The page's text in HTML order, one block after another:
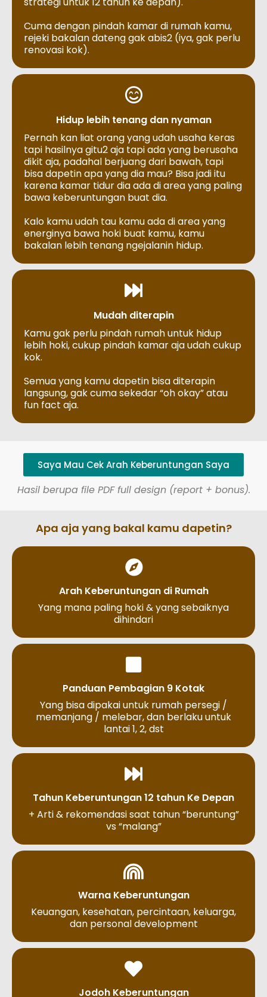
Cuma dengan pindah kamar di rumah kamu,
rejeki bakalan dateng gak abis2 (iya, gak perlu
renovasi kok).
Hidup lebih tenang dan nyaman
Pernah kan liat orang yang udah usaha keras
tapi hasilnya gitu2 aja tapi ada yang berusaha
dikit aja, padahal berjuang dari bawah, tapi
bisa dapetin apa yang dia mau? Bisa jadi itu
karena kamar tidur dia ada di area yang paling
bawa keberuntungan buat dia.
Kalo kamu udah tau kamu ada di area yang
energinya bawa hoki buat kamu, kamu
bakalan lebih tenang ngejalanin hidup.
Mudah diterapin
Kamu gak perlu pindah rumah untuk hidup
lebih hoki, cukup pindah kamar aja udah cukup
kok.
Semua yang kamu dapetin bisa diterapin
langsung, gak cuma sekedar “oh okay” atau
fun fact aja.
Saya Mau Cek Arah Keberuntungan Saya
Hasil berupa file PDF full design (report + bonus).
Apa aja yang bakal kamu dapetin?
Arah Keberuntungan di Rumah
Yang mana paling hoki & yang sebaiknya
dihindari
Panduan Pembagian 9 Kotak
Yang bisa dipakai untuk rumah persegi /
memanjang / melebar, dan berlaku untuk
lantai 1, 2, dst
Tahun Keberuntungan 12 tahun Ke Depan
+ Arti & rekomendasi saat tahun “beruntung”
vs “malang”
Warna Keberuntungan
Keuangan, kesehatan, percintaan, keluarga,
dan personal development
Jodoh Keberuntungan